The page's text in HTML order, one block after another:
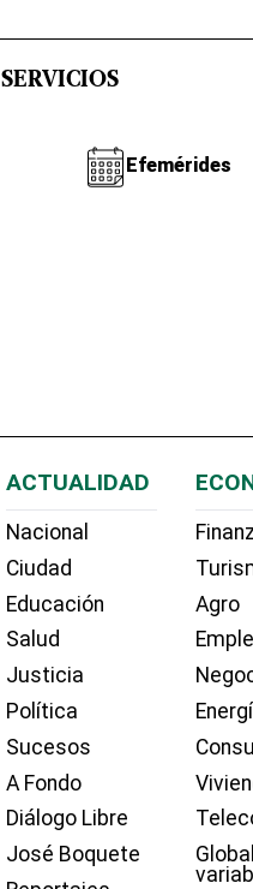
SERVICIOS
Efemérides
ACTUALIDAD
Nacional
Ciudad
Educación
Salud
Justicia
Política
Sucesos
A Fondo
Diálogo Libre
José Boquete
Agro